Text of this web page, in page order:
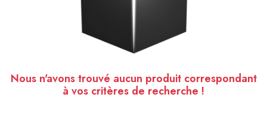
Nous n'avons trouvé aucun produit correspondant
à vos critères de recherche !